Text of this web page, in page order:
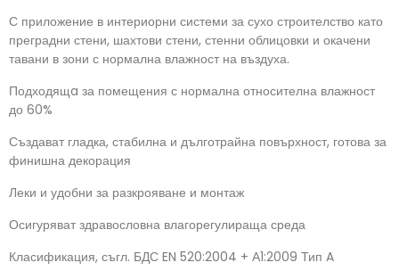
С приложение в интериорни системи за сухо строителство като
преградни стени, шахтови стени, стенни облицовки и окачени
тавани в зони с нормална влажност на въздуха.
Подходящa за помещения с нормална относителна влажност
до 60%
Създават гладка, стабилна и дълготрайна повърхност, готова за
финишна декорация
Леки и удобни за разкрояване и монтаж
Осигуряват здравословна влагорегулираща среда
Класификация, съгл. БДС EN 520:2004 + А1:2009 Тип A